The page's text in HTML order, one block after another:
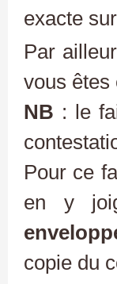
exacte
Par
vous êtes
NB : le
Pour ce
en y
copie du